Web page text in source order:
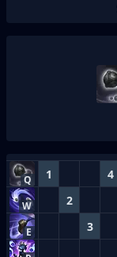
Q 1 4
W 2
E 3